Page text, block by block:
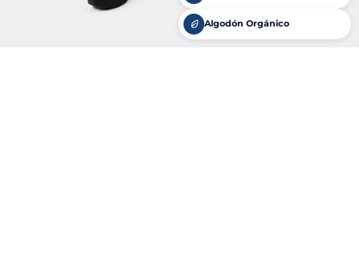
Algodón Orgánico